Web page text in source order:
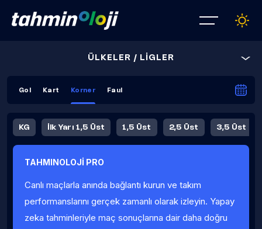
ÜLKELER / LİGLER
Gol Kart Korner Faul
KG İlk Yarı 1,5 Üst 1,5 Üst 2,5 Üst 3,5 Üst
Fauller Ortalama
TAHMINOLOJİ PRO
Canlı maçlarla anında bağlantı kurun ve takım
performanslarını gerçek zamanlı olarak izleyin. Yapay
zeka tahminleriyle maç sonuçlarına dair daha doğru